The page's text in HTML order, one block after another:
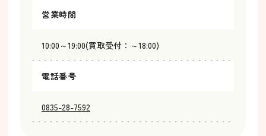
営業時間
10:00～19:00(買取受付：～18:00)
電話番号
0835-28-7592